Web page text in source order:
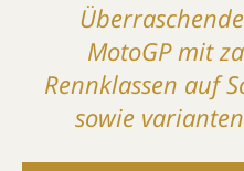
MotoGP mit
Rennklassen auf
sowie